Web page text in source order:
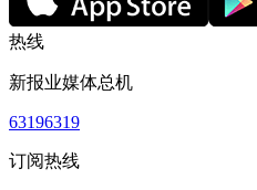
热线
新报业媒体总机
63196319
订阅热线